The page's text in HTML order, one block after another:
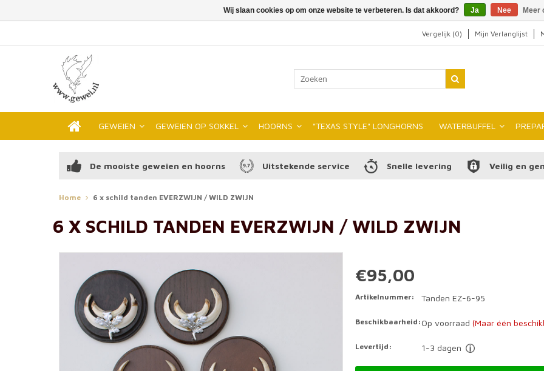
Vergelijk (0) Mijn Verlanglijst
GEWEIEN GEWEIEN OP SOKKEL HOORNS "TEXAS STYLE" LONGHORNS WATERBUFFEL
De mooiste geweien en hoorns Uitstekende service Snelle levering Veilig en
Home 6 x schild tanden EVERZWIJN / WILD ZWIJN
6 X SCHILD TANDEN EVERZWIJN / WILD ZWIJN
€95,00
Artikelnummer: Tanden EZ-6-95
Beschikbaarheid: Op voorraad (Maar één
Levertijd: 1-3 dagen
Wij slaan cookies op om onze website te verbeteren. Is dat akkoord? Ja Nee Meer